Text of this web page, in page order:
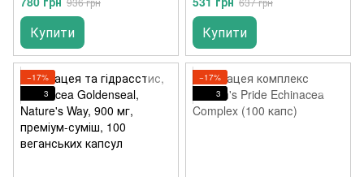
вегетаріанських капсул
Купити Купити
−17%
3
−17%
3